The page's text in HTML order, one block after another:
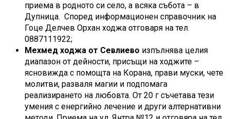
приема в родното си село, а всяка събота – в
Дупница. Според информационен справочник на
Гоце Делчев Орхан ходжа отговаря на тел.
0887111922;
Мехмед ходжа от Севлиево изпълнява целия
диапазон от дейности, присъщи на ходжите –
ясновижда с помощта на Корана, прави муски, чете
молитви, разваля магии и подпомага
реализирането на любовта. От 20 г съчетава тези
умения с енергийно лечение и други алтернативни